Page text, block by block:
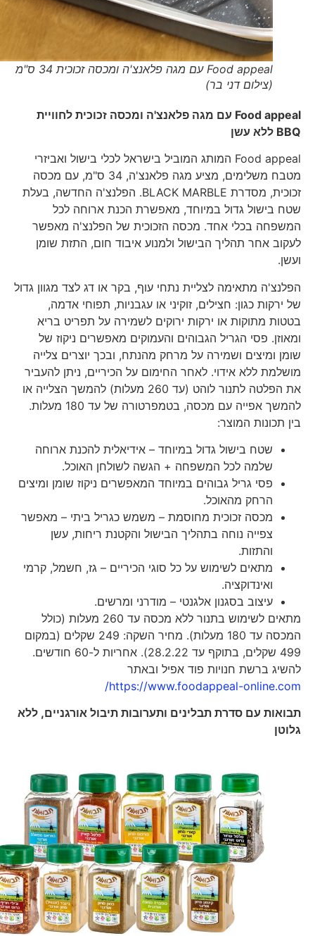
Food appeal עם מגה פלאנצ'ה ומכסה זכוכית 34 ס"מ
(צילום דני בר)
Food appealעם מגה פלאנצ'ה ומכסה זכוכית לחוויית
BBQללא עשן
Food appeal המותג המוביל בישראל לכלי בישול ואביזרי
מטבח משלימים, מציע מגה פלאנצ'ה, 34 ס"מ, עם מכסה
זכוכית, מסדרת BLACK MARBLE. הפלנצ'ה החדשה, בעלת
שטח בישול גדול במיוחד, מאפשרת הכנת ארוחה לכל
המשפחה בכלי אחד. מכסה הזכוכית של הפלנצ'ה מאפשר
לעקוב אחר תהליך הבישול ולמנוע איבוד חום, התזת שומן
ועשן.
הפלנצ'ה מתאימה לצליית נתחי עוף, בקר או דג לצד מגוון גדול
של ירקות כגון: חצילים, זוקיני או עגבניות, תפוחי אדמה,
בטטות מתוקות או ירקות ירוקים לשמירה על תפריט בריא
ומאוזן. פסי הגריל הגבוהים והעמוקים מאפשרים ניקוז של
שומן ומיצים ושמירה על מרחק מהנתח, ובכך יוצרים צלייה
מושלמת ללא אידוי. לאחר החימום על הכיריים, ניתן להעביר
את הפלטה לתנור לוהט (עד 260 מעלות) להמשך הצלייה או
להמשך אפייה עם מכסה, בטמפרטורה של עד 180 מעלות.
בין תכונות המוצר:
שטח בישול גדול במיוחד – אידיאלית להכנת ארוחה
שלמה לכל המשפחה + הגשה לשולחן האוכל.
פסי גריל גבוהים במיוחד המאפשרים ניקוז שומן ומיצים
הרחק מהאוכל.
מכסה זכוכית מחוסמת – משמש כגריל ביתי – מאפשר
צפייה נוחה בתהליך הבישול והקטנת ריחות, עשן
והתזות.
מתאים לשימוש על כל סוגי הכיריים – גז, חשמל, קרמי
ואינדוקציה.
עיצוב בסגנון אלגנטי – מודרני ומרשים.
מתאים לשימוש בתנור ללא מכסה עד 260 מעלות (כולל
המכסה עד 180 מעלות). מחיר השקה: 249 שקלים (במקום
499 שקלים, בתוקף עד 28.2.22). אחריות ל-60 חודשים.
להשיג ברשת חנויות פוד אפיל ובאתר
https://www.foodappeal-online.com/
תבואות עם סדרת תבלינים ותערובות תיבול אורגניים, ללא
גלוטן